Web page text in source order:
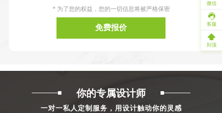
* 为了您的权益，您的一切信息将被严格保密
免费报价
你的专属设计师
一对一私人定制服务，用设计触动你的灵感
微信
客服
到顶